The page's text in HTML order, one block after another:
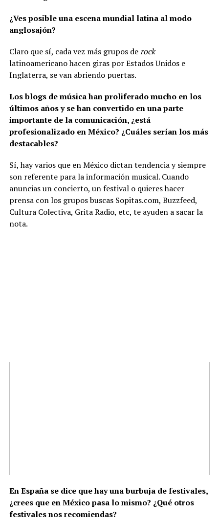
¿Ves posible una escena mundial latina al modo
anglosajón?
Claro que sí, cada vez más grupos derock
latinoamericano hacen giras por Estados Unidos e
Inglaterra, se van abriendo puertas.
Los blogs de música han proliferado mucho en los
últimos años y se han convertido en una parte
importante de la comunicación, ¿está
profesionalizado en México? ¿Cuáles serían los más
destacables?
Sí, hay varios que en México dictan tendencia y siempre
son referente para la información musical. Cuando
anuncias un concierto, un festival o quieres hacer
prensa con los grupos buscas Sopitas.com, Buzzfeed,
Cultura Colectiva, Grita Radio, etc, te ayuden a sacar la
nota.
En España se dice que hay una burbuja de festivales,
¿crees que en México pasa lo mismo? ¿Qué otros
festivales nos recomiendas?